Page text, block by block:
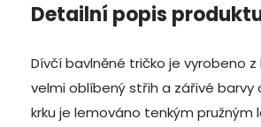
Detailní popis
Dívčí bavlněné tričko je vyrobeno z
velmi oblíbený střih a zářivé barvy
krku je lemováno tenkým pružným